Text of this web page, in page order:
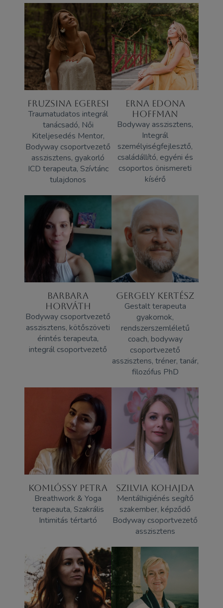
FRUZSINA EGERESI
Traumatudatos integrál
tanácsadó, Női
Kiteljesedés Mentor,
Bodyway csoportvezető
asszisztens, gyakorló
ICD terapeuta, Szívtánc
tulajdonos
ERNA EDONA
HOFFMAN
Bodyway asszisztens,
Integrál
személyiségfejlesztő,
családállító, egyéni és
csoportos önismereti
kísérő
BARBARA
HORVÁTH
Bodyway csoportvezető
asszisztens, kötőszöveti
érintés terapeuta,
integrál csoportvezető
GERGELY KERTÉSZ
Gestalt terapeuta
gyakornok,
rendszerszemléletű
coach, bodyway
csoportvezető
asszisztens, tréner, tanár,
filozófus PhD
KOMLÓSSY PETRA
Breathwork & Yoga
terapeauta, Szakrális
Intimitás tértartó
SZILVIA KOHAJDA
Mentálhigiénés segítő
szakember, képződő
Bodyway csoportvezető
asszisztens